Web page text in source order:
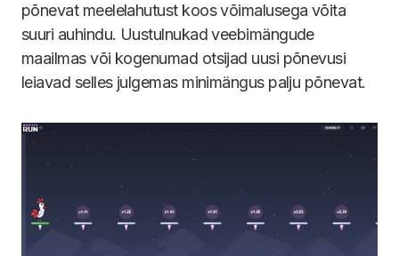
põnevat meelelahutust koos võimalusega võita
suuri auhindu. Uustulnukad veebimängude
maailmas või kogenumad otsijad uusi põnevusi
leiavad selles julgemas minimängus palju põnevat.